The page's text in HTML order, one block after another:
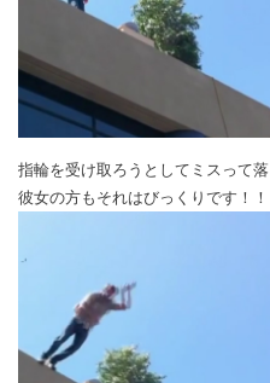
指輪を受け取ろうとしてミスって落
彼女の方もそれはびっくりです！！